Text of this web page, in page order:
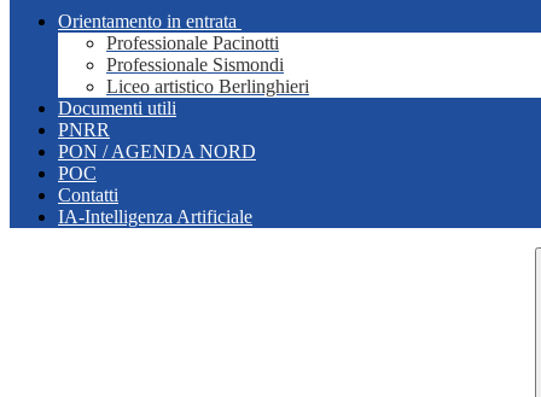
Orientamento in entrata
Professionale Pacinotti
Professionale Sismondi
Liceo artistico Berlinghieri
Documenti utili
PNRR
PON / AGENDA NORD
POC
Contatti
IA-Intelligenza Artificiale